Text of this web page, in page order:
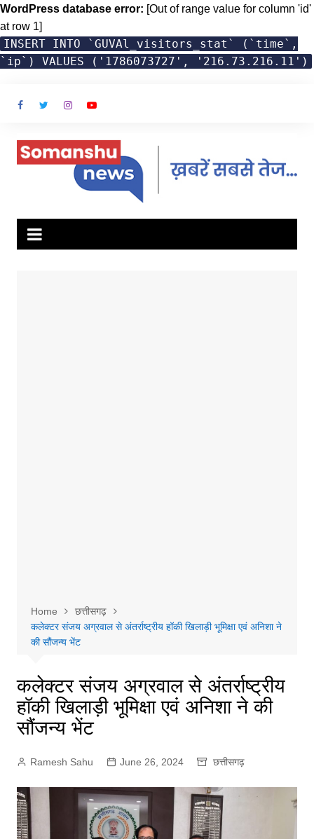
WordPress database error: [Out of range value for column 'id'
at row 1]
INSERT INTO `GUVAl_visitors_stat` (`time`,
`ip`) VALUES ('1786073727', '216.73.216.11')
Home
छत्तीसगढ़
कलेक्टर संजय अग्रवाल से अंतर्राष्ट्रीय हॉकी खिलाड़ी भूमिक्षा एवं अनिशा ने
की सौंजन्य भेंट
कलेक्टर संजय अग्रवाल से अंतर्राष्ट्रीय
हॉकी खिलाड़ी भूमिक्षा एवं अनिशा ने की
सौंजन्य भेंट
Ramesh Sahu June 26, 2024 छत्तीसगढ़